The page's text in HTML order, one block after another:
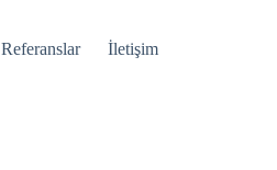
Referanslar İletişim